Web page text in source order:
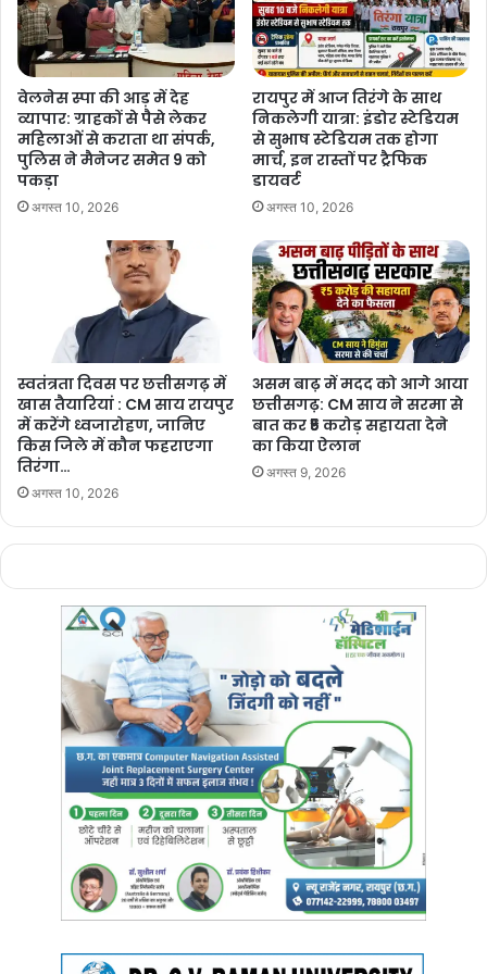
इलाके से जोड़नेवाली महत्वपूर्ण सड़क भी है। यह कई जगह संकरी है, इसलिए
ट्रैफिक में दिक्कतें होती हैं। विशेषज्ञों तथा शुक्रवारी इलाके के लोगों से लंबे विचार-
विमर्श के बाद मूणत ने प्रस्ताव में सभी सुझावों को शामिल किया था। उन्होंने इस बारे
में सीएम विष्णुदेव साय और उप मुख्यमंत्री अरुण साव से आग्रह किया था और उन्हें
जानकारी दी थी कि किस तरह यह सड़क पूरे गुढ़ियारी तथा रायपुर पश्चिम
विधानसभा क्षेत्र के अधिकांश इलाके के लिए रायपुर रेलवे स्टेशन की बेहद महत्वपूर्ण
एंट्री हो सकती है। इस आधार पर सीएम साय ने पहल कर न केवल इस सड़क की
वित्त विभाग के मंजूरी दिलवाई, बल्कि पीडब्लूडी महकमे ने इसके निर्माण की
औपचारिक प्रक्रिया शुरू कर दी। पूर्व मंत्री राजेश मूणत ने मीडिया से चर्चा करते
हुए दोहराया कि वे पश्चिम विधानसभा क्षेत्र में इंफ्रास्ट्रक्चर डेवलप करने के लिए
कृत संकल्पित हैं तथा यह कोशिश जारी रखेंगे।
Manish Tiwari
वेलनेस स्पा की आड़ में देह
व्यापार: ग्राहकों से पैसे लेकर
महिलाओं से कराता था संपर्क,
पुलिस ने मैनेजर समेत 9 को
पकड़ा
अगस्त 10, 2026
रायपुर में आज तिरंगे के साथ
निकलेगी यात्रा: इंडोर स्टेडियम
से सुभाष स्टेडियम तक होगा
मार्च, इन रास्तों पर ट्रैफिक
डायवर्ट
अगस्त 10, 2026
स्वतंत्रता दिवस पर छत्तीसगढ़ में
खास तैयारियां : CM साय रायपुर
में करेंगे ध्वजारोहण, जानिए
किस जिले में कौन फहराएगा
तिरंगा…
अगस्त 10, 2026
असम बाढ़ में मदद को आगे आया
छत्तीसगढ़: CM साय ने सरमा से
बात कर ₹5 करोड़ सहायता देने
का किया ऐलान
अगस्त 9, 2026